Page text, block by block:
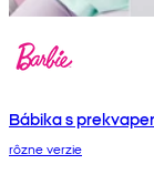
Bábika s
rôzne verzie